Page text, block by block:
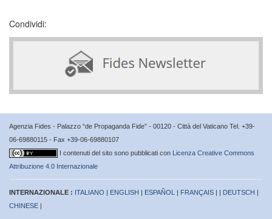
Condividi:
Agenzia Fides - Palazzo “de Propaganda Fide” - 00120 - Città del Vaticano Tel. +39-
06-69880115 - Fax +39-06-69880107
I contenuti del sito sono pubblicati con Licenza Creative Commons
Attribuzione 4.0 Internazionale
INTERNAZIONALE : ITALIANO | ENGLISH | ESPAÑOL | FRANÇAIS | | DEUTSCH |
CHINESE |